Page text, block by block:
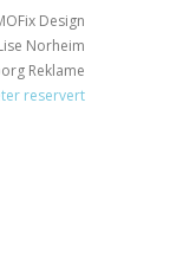
Design
Norheim
Reklame
reservert